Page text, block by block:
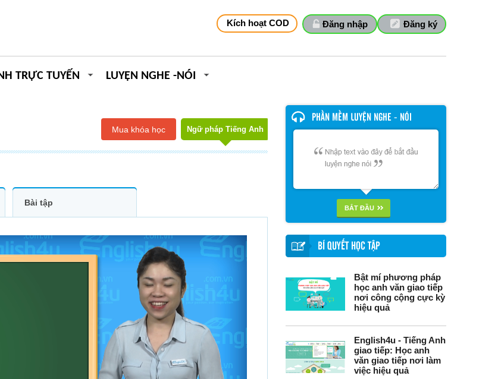
Đăng ký
Đăng nhập
Kích hoạt COD
TRỰC TUYẾN LUYỆN NGHE -NÓI
Mua khóa học Ngữ pháp Tiếng Anh
Bài tập
PHẦN MỀM LUYỆN NGHE - NÓI
BẮT ĐẦU
BÍ QUYẾT HỌC TẬP
Bật mí phương pháp
học anh văn giao tiếp
nơi công cộng cực kỳ
hiệu quả
English4u - Tiếng Anh
giao tiếp: Học anh
văn giao tiếp nơi làm
việc hiệu quả